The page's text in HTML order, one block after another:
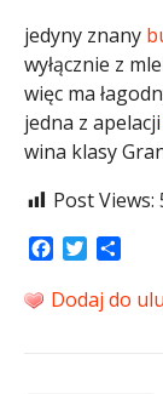
jedyny znany
wyłącznie z
więc ma
jedna z apelacji
wina klasy
Post Views:
Facebook
Twitter
Dodaj do